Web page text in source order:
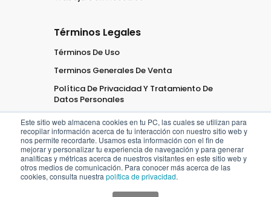
Este sitio web almacena cookies en tu PC, las cuales se utilizan para
recopilar información acerca de tu interacción con nuestro sitio web y
nos permite recordarte. Usamos esta información con el fin de
mejorar y personalizar tu experiencia de navegación y para generar
analíticas y métricas acerca de nuestros visitantes en este sitio web y
otros medios de comunicación. Para conocer más acerca de las
cookies, consulta nuestra política de privacidad.
Términos Legales
Términos De Uso
Terminos Generales De Venta
Política De Privacidad Y Tratamiento De
Datos Personales
2026OficaribeTodos los
derechosReservados